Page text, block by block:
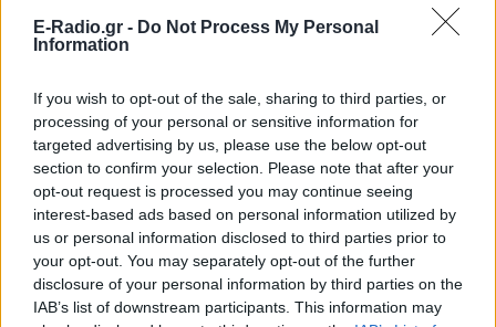
E-Radio.gr - Do Not Process My Personal
Information
If you wish to opt-out of the sale, sharing to third parties, or
processing of your personal or sensitive information for
targeted advertising by us, please use the below opt-out
section to confirm your selection. Please note that after your
opt-out request is processed you may continue seeing
interest-based ads based on personal information utilized by
us or personal information disclosed to third parties prior to
your opt-out. You may separately opt-out of the further
disclosure of your personal information by third parties on the
IAB’s list of downstream participants. This information may
οργανώσεων σε 36 σημεία της χώρας.
Επιτρέπεται να προσπεράσεις
περιπολικό; Τι λέει ο ΚΟΚ που
οι περισσότεροι αγνοούν
ΣΉΜΕΡΑ
Ο Κώδικας Οδικής Κυκλοφορίας δεν
απαγορεύει την προσπέραση οχήματος
της αστυνομίας, αλλά ισχύουν
συγκεκριμένοι κανόνες που κάθε οδηγός
πρέπει να γνωρίζει.